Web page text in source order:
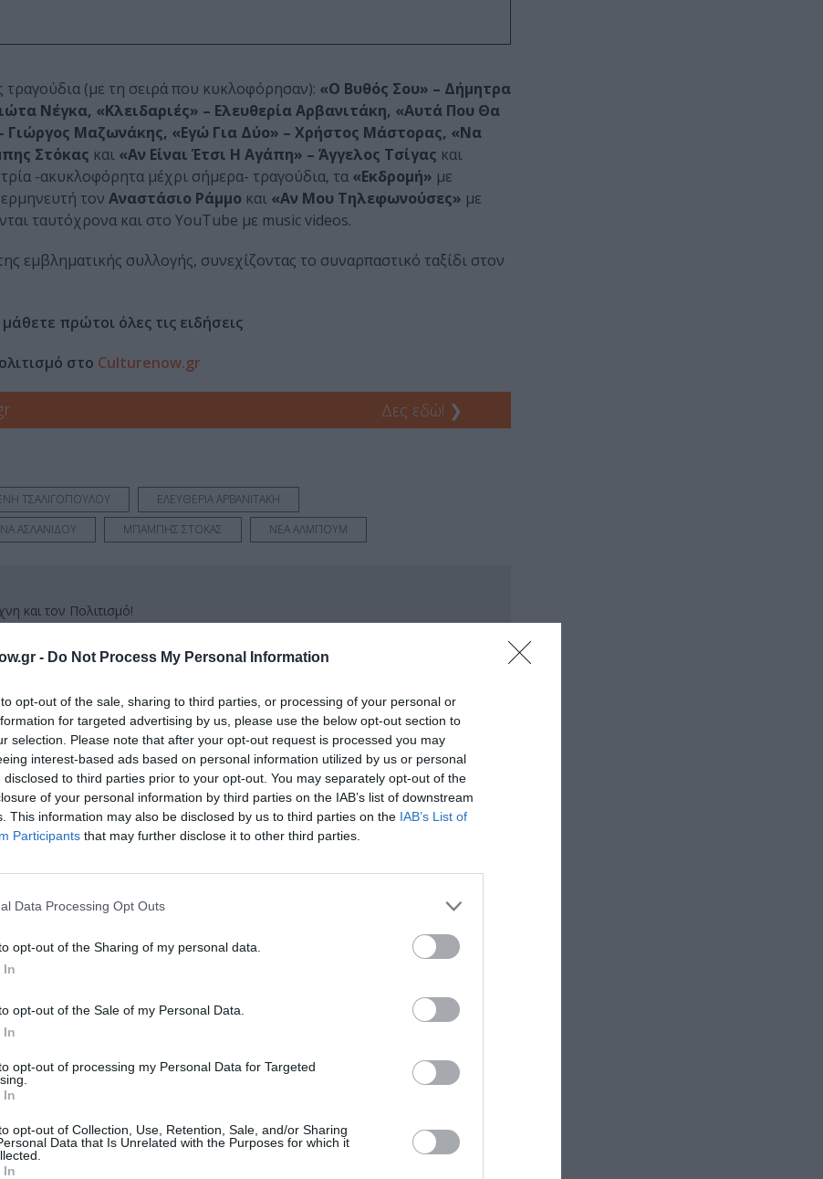
- Do Not Process My Personal Information
opt-out of the sale, sharing to third parties, or processing of your personal or
for targeted advertising by us, please use the below opt-out section to
selection. Please note that after your opt-out request is processed you may
interest-based ads based on personal information utilized by us or personal
disclosed to third parties prior to your opt-out. You may separately opt-out of the
of your personal information by third parties on the IAB’s list of downstream
This information may also be disclosed by us to third parties on the IAB’s List of
Participants that may further disclose it to other third parties.
Data Processing Opt Outs
opt-out of the Sharing of my personal data.
In
opt-out of the Sale of my Personal Data.
In
opt-out of processing my Personal Data for Targeted
In
opt-out of Collection, Use, Retention, Sale, and/or Sharing
Data that Is Unrelated with the Purposes for which it
In
τραγούδια (με τη σειρά που κυκλοφόρησαν): «Ο Βυθός Σου» – Δήμητρα
Νέγκα, «Κλειδαριές» – Ελευθερία Αρβανιτάκη, «Αυτά Που Θα
Γιώργος Μαζωνάκης, «Εγώ Για Δύο» – Χρήστος Μάστορας, «Να
Στόκας και «Αν Είναι Έτσι Η Αγάπη» – Άγγελος Τσίγας και
-ακυκλοφόρητα μέχρι σήμερα- τραγούδια, τα «Εκδρομή» με
τον Αναστάσιο Ράμμο και «Αν Μου Τηλεφωνούσες» με
ταυτόχρονα και στο YouTube με music videos.
εμβληματικής συλλογής, συνεχίζοντας το συναρπαστικό ταξίδι στον
μάθετε πρώτοι όλες τις ειδήσεις
στο Culturenow.gr
Δες εδώ! ❯
ΤΣΑΛΙΓΟΠΟΥΛΟΥ
ΕΛΕΥΘΕΡΙΑ ΑΡΒΑΝΙΤΑΚΗ
ΑΣΛΑΝΙΔΟΥ ΜΠΑΜΠΗΣ ΣΤΟΚΑΣ ΝΕΑ ΑΛΜΠΟΥΜ
και τον Πολιτισμό!
Άρθρα